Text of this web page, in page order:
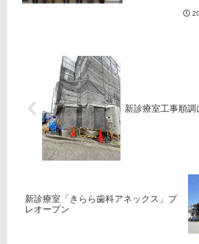
は予約が取りづ
新診療室工事順
新診療室「きらら歯科アネックス」プ
レオープン